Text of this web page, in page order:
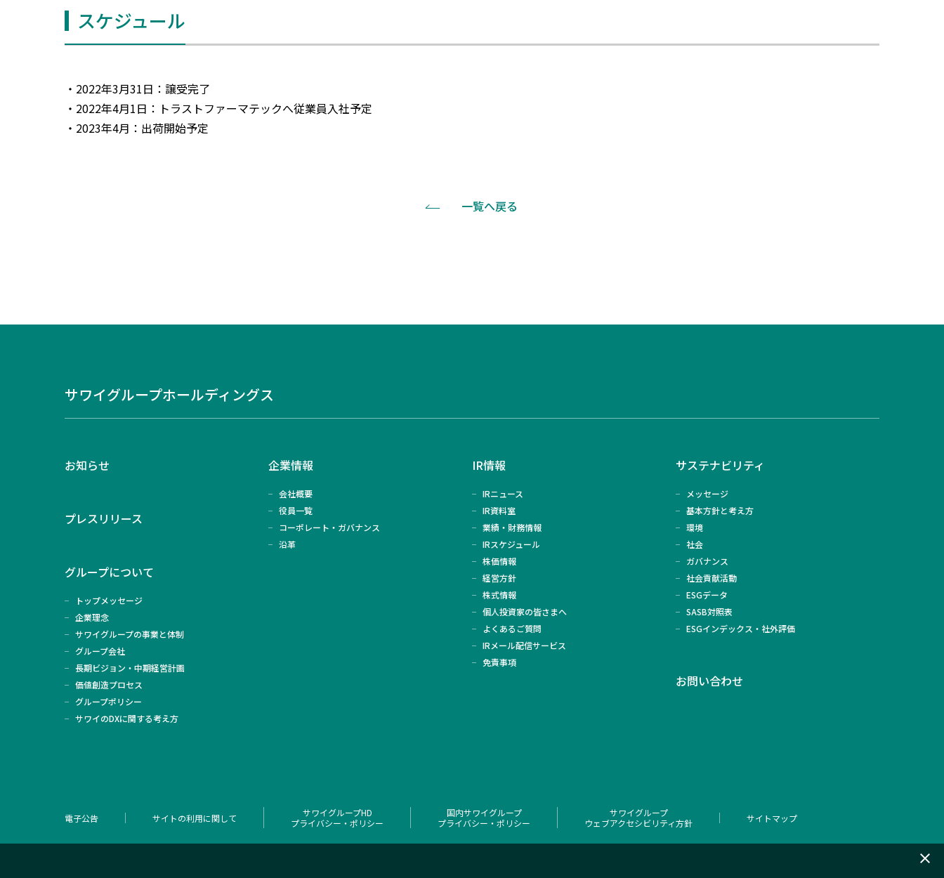
スケジュール
2022年3月31日：譲受完了
2022年4月1日：トラストファーマテックへ従業員入社予定
2023年4月：出荷開始予定
一覧へ戻る
サワイグループホールディングス
お知らせ
プレスリリース
グループについて
トップメッセージ
企業理念
サワイグループの事業と体制
グループ会社
長期ビジョン・中期経営計画
価値創造プロセス
グループポリシー
サワイのDXに関する考え方
企業情報
会社概要
役員一覧
コーポレート・ガバナンス
沿革
IR情報
IRニュース
IR資料室
業績・財務情報
IRスケジュール
株価情報
経営方針
株式情報
個人投資家の皆さまへ
よくあるご質問
IRメール配信サービス
免責事項
サステナビリティ
メッセージ
基本方針と考え方
環境
社会
ガバナンス
社会貢献活動
ESGデータ
SASB対照表
ESGインデックス・社外評価
お問い合わせ
電子公告 サイトの利用に関して
サワイグループHD
プライバシー・ポリシー
国内サワイグループ
プライバシー・ポリシー
サワイグループ
ウェブアクセシビリティ方針
サイトマップ
close